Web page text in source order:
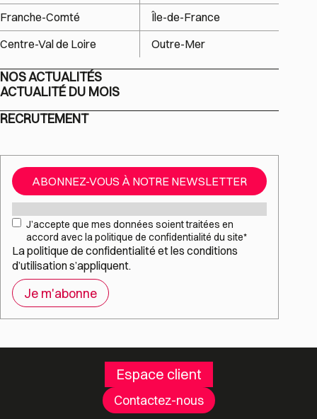
Franche-Comté
Île-de-France
Centre-Val de Loire
Outre-Mer
NOS ACTUALITÉS
ACTUALITÉ DU MOIS
RECRUTEMENT
ABONNEZ-VOUS À NOTRE NEWSLETTER
RGPD*
J’accepte que mes données soient traitées en
accord avec la politique de confidentialité du site*
Lapolitique de confidentialité et les conditions
d’utilisations’appliquent.
Espace client
Contactez-nous